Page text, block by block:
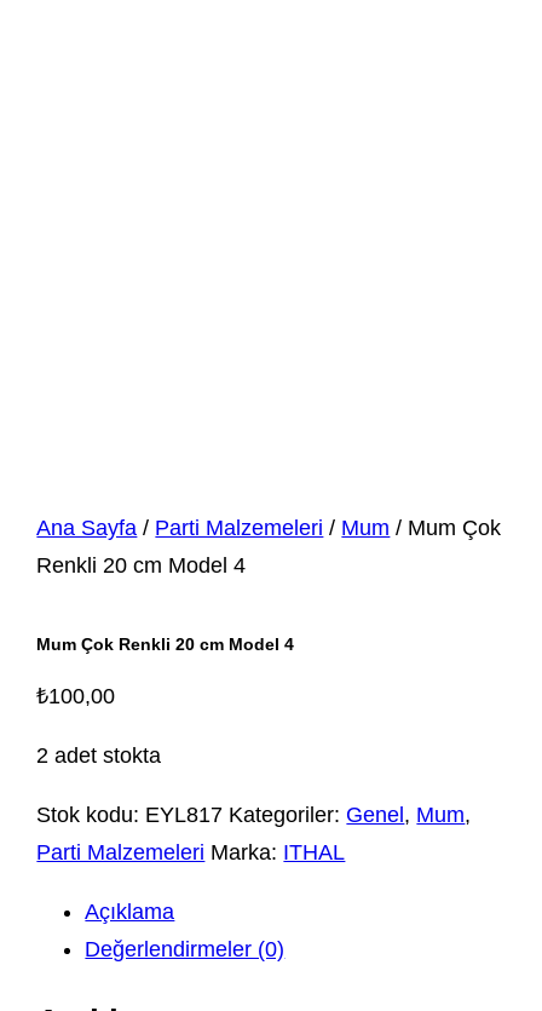
Ana Sayfa / Parti Malzemeleri / Mum / Mum Çok
Renkli 20 cm Model 4
Mum Çok Renkli 20 cm Model 4
₺100,00
2 adet stokta
Stok kodu: EYL817 Kategoriler: Genel , Mum,
Parti Malzemeleri Marka: ITHAL
Açıklama
Değerlendirmeler (0)